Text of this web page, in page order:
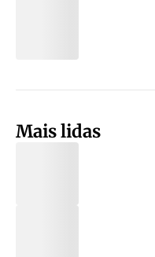
Mais lidas